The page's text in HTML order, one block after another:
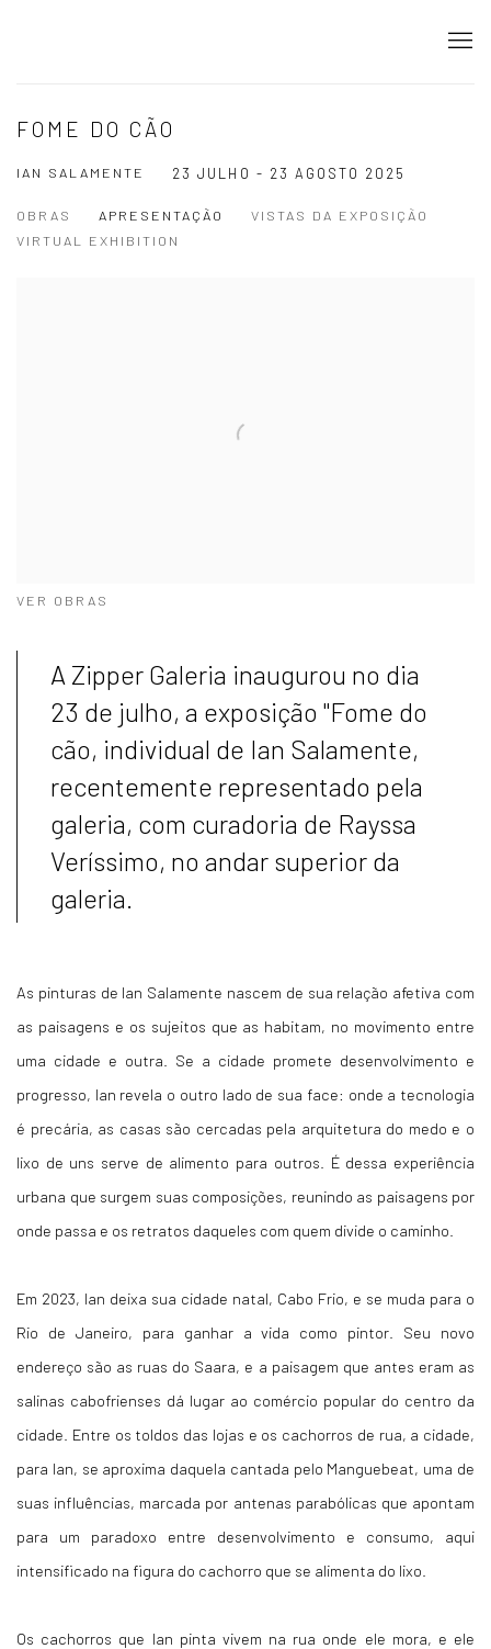
FOME DO CÃO
IAN SALAMENTE 23 JULHO - 23 AGOSTO 2025
OBRAS APRESENTAÇÃO
VISTAS DA EXPOSIÇÃO
VIRTUAL EXHIBITION
VER OBRAS
A Zipper Galeria inaugurou no dia
23 de julho, a exposição "Fome do
cão, individual de Ian Salamente,
recentemente representado pela
galeria, com curadoria de Rayssa
Veríssimo, no andar superior da
galeria.
As pinturas de Ian Salamente nascem de sua relação afetiva com
as paisagens e os sujeitos que as habitam, no movimento entre
uma cidade e outra. Se a cidade promete desenvolvimento e
progresso, Ian revela o outro lado de sua face: onde a tecnologia
é precária, as casas são cercadas pela arquitetura do medo e o
lixo de uns serve de alimento para outros. É dessa experiência
urbana que surgem suas composições, reunindo as paisagens por
onde passa e os retratos daqueles com quem divide o caminho.
Em 2023, Ian deixa sua cidade natal, Cabo Frio, e se muda para o
Rio de Janeiro, para ganhar a vida como pintor. Seu novo
endereço são as ruas do Saara, e a paisagem que antes eram as
salinas cabofrienses dá lugar ao comércio popular do centro da
cidade. Entre os toldos das lojas e os cachorros de rua, a cidade,
para Ian, se aproxima daquela cantada pelo Manguebeat, uma de
suas influências, marcada por antenas parabólicas que apontam
para um paradoxo entre desenvolvimento e consumo, aqui
intensificado na figura do cachorro que se alimenta do lixo.
Os cachorros que Ian pinta vivem na rua onde ele mora, e ele